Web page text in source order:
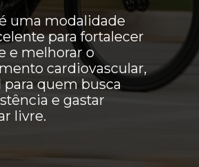
uma modalidade
para fortalecer
e melhorar o
cardiovascular,
para quem busca
e gastar
livre.